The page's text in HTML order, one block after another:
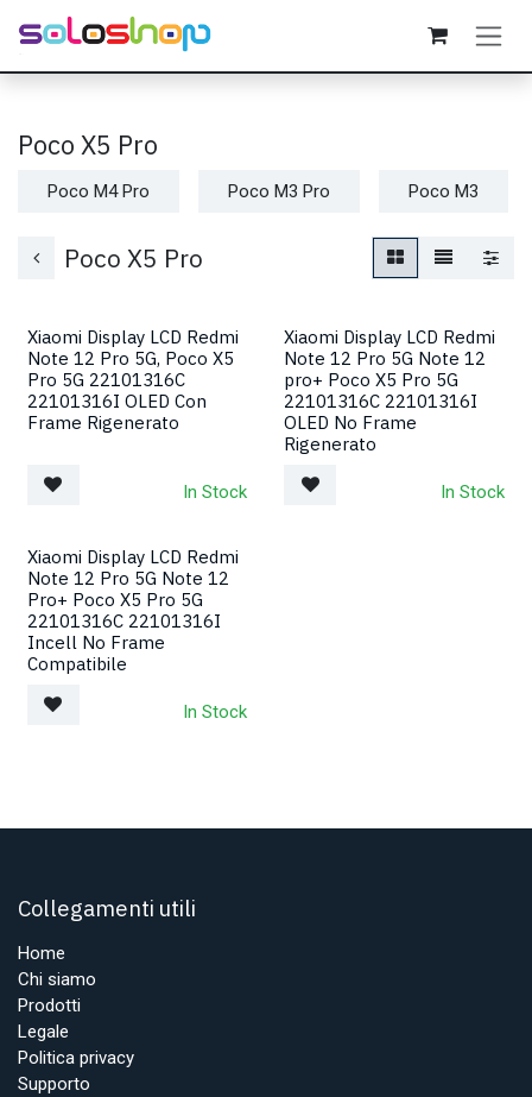
Passa al contenuto
Poco X5 Pro
Poco M4 Pro Poco M3 Pro Poco M3
Poco X5 Pro
Xiaomi Display LCD Redmi
Note 12 Pro 5G, Poco X5
Pro 5G 22101316C
22101316I OLED Con
Frame Rigenerato
In Stock
Xiaomi Display LCD Redmi
Note 12 Pro 5G Note 12
pro+ Poco X5 Pro 5G
22101316C 22101316I
OLED No Frame
Rigenerato
In Stock
Xiaomi Display LCD Redmi
Note 12 Pro 5G Note 12
Pro+ Poco X5 Pro 5G
22101316C 22101316I
Incell No Frame
Compatibile
In Stock
Collegamenti utili
Home
Chi siamo
Prodotti
Legale
Politica privacy
Supporto